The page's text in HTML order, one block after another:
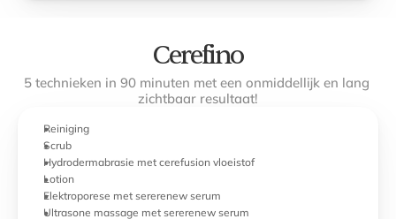
Cerefino
5 technieken in 90 minuten met een onmiddellijk en lang
zichtbaar resultaat!
Reiniging
Scrub
Hydrodermabrasie met cerefusion vloeistof
Lotion
Elektroporese met sererenew serum
Ultrasone massage met sererenew serum